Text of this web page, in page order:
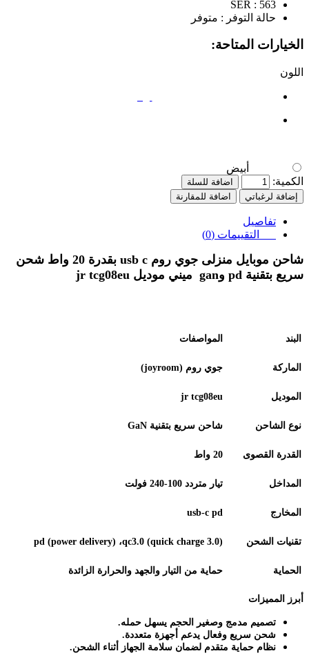
SER : 563
حالة التوفر : متوفر
الخيارات المتاحة:
اللون
أبيض
الكمية:
اضافة للسلة
إضافة لرغباتي
اضافة للمقارنة
تفاصيل
التقييمات (0)
شاحن موبايل منزلى جوي روم usb c بقدرة 20 واط شحن
سريع بتقنية pd وgan ميني موديل jr tcg08eu
البند المواصفات
الماركة جوي روم (joyroom)
الموديل jr tcg08eu
نوع الشاحن شاحن سريع بتقنية
القدرة القصوى 20 واط
المداخل تيار متردد 100-240 فولت
المخارج usb-c pd
تقنيات الشحن pd (power delivery) ،qc3.0 (quick charge 3.0)
الحماية حماية من التيار والجهد والحرارة الزائدة
أبرز المميزات
تصميم مدمج وصغير الحجم يسهل حمله.
شحن سريع وفعال يدعم أجهزة متعددة.
نظام حماية متقدم لضمان سلامة الجهاز أثناء الشحن.